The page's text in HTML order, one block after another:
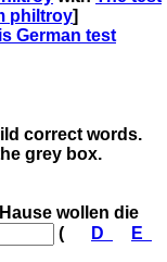
philtroy]
German test
correct words.
grey box.
wollen die
( D
E